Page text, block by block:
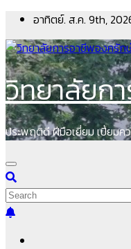
Skip
to
content
อาทิตย์. ส.ค. 9th,
วิทยาลัยก
ประพฤติดี ฝีมือเยี่ยม เปี่ยมค